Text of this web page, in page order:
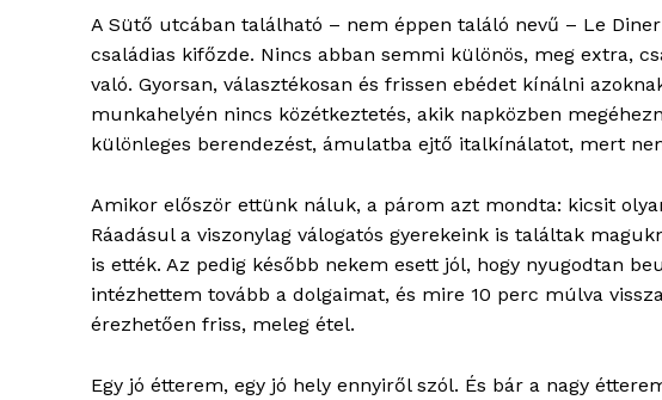
A Sütő utcában található – nem éppen találó nevű – Le
családias kifőzde. Nincs abban semmi különös, meg extra,
való. Gyorsan, választékosan és frissen ebédet kínálni
munkahelyén nincs közétkeztetés, akik napközben
különleges berendezést, ámulatba ejtő italkínálatot, mert
Amikor először ettünk náluk, a párom azt mondta: kicsit
Ráadásul a viszonylag válogatós gyerekeink is találtak
is ették. Az pedig később nekem esett jól, hogy nyugodtan
intézhettem tovább a dolgaimat, és mire 10 perc múlva
érezhetően friss, meleg étel.
Egy jó étterem, egy jó hely ennyiről szól. És bár a nagy